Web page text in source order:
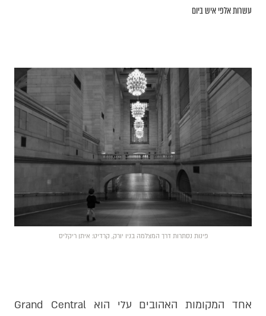
עשרות אלפי איש ביום
פינות נסתרות דרך המצלמה בניו יורק, קרדיט: איתן ריקליס
אחד המקומות האהובים עלי הוא Grand Central